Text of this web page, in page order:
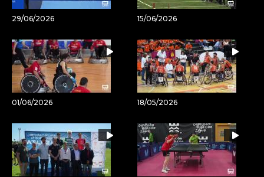
29/06/2026 15/06/2026
01/06/2026 18/05/2026